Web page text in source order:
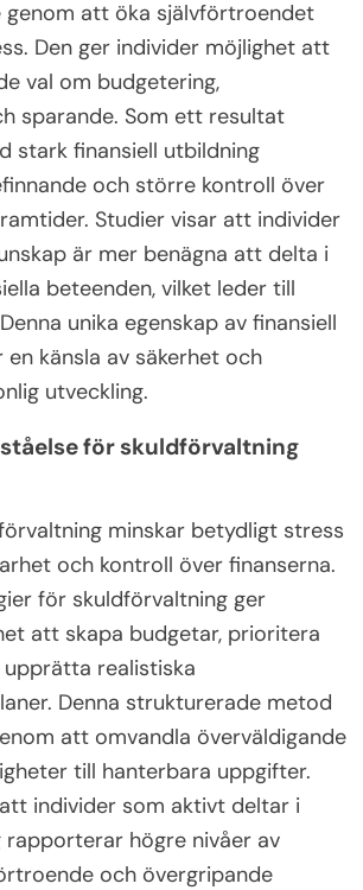
att öka självförtroendet
Den ger individer möjlighet att
val om budgetering,
sparande. Som ett resultat
stark finansiell utbildning
och större kontroll över
Studier visar att individer
är mer benägna att delta i
beteenden, vilket leder till
unika egenskap av finansiell
känsla av säkerhet och
utveckling.
för skuldförvaltning
minskar betydligt stress
och kontroll över finanserna.
för skuldförvaltning ger
att skapa budgetar, prioritera
realistiska
Denna strukturerade metod
att omvandla överväldigande
till hanterbara uppgifter.
individer som aktivt deltar i
rapporterar högre nivåer av
och övergripande